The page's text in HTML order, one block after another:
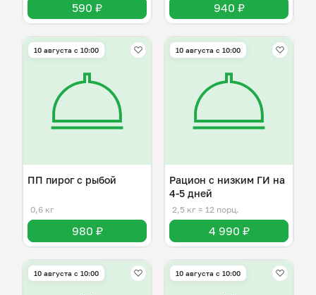
590 ₽ 940 ₽
10 августа с 10:00
ПП пирог с рыбой
0,6 кг
980 ₽
10 августа с 10:00
Рацион с низким ГИ на
4-5 дней
2,5 кг ≈ 12 порц.
4 990 ₽
10 августа с 10:00 10 августа с 10:00